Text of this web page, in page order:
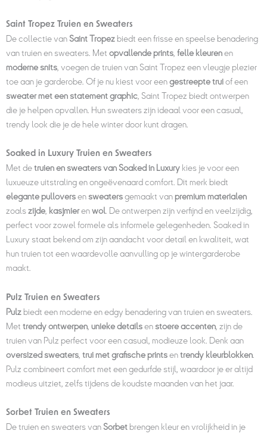
Saint Tropez Truien en Sweaters
De collectie van Saint Tropez biedt een frisse en speelse benadering
van truien en sweaters. Met opvallende prints felle kleurenen
moderne snits , voegen de truien van Saint Tropez een vleugje plezier
toe aan je garderobe. Of je nu kiest voor eengestreepte truiof een
sweater met een statement graphic , Saint Tropez biedt ontwerpen
die je helpen opvallen. Hun sweaters zijn ideaal voor een casual,
trendy look die je de hele winter door kunt dragen.
Soaked in Luxury Truien en Sweaters
Met detruien en sweaters van Soaked in Luxury kies je voor een
luxueuze uitstraling en ongeëvenaard comfort. Dit merk biedt
elegante pulloversensweatersgemaakt van premium materialen
zoalszijde kasjmierenwol . De ontwerpen zijn verfijnd en veelzijdig,
perfect voor zowel formele als informele gelegenheden. Soaked in
Luxury staat bekend om zijn aandacht voor detail en kwaliteit, wat
hun truien tot een waardevolle aanvulling op je wintergarderobe
maakt.
Pulz Truien en Sweaters
Pulz biedt een moderne en edgy benadering van truien en sweaters.
Met trendy ontwerpen unieke detailsenstoere accenten , zijn de
truien van Pulz perfect voor een casual, modieuze look. Denk aan
oversized sweaters trui met grafische printsentrendy kleurblokken
Pulz combineert comfort met een gedurfde stijl, waardoor je er altijd
modieus uitziet, zelfs tijdens de koudste maanden van het jaar.
Sorbet Truien en Sweaters
De truien en sweaters van Sorbet brengen kleur en vrolijkheid in je